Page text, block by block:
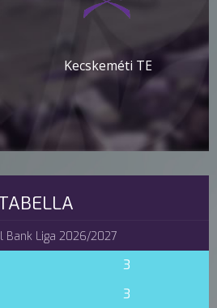
Kecskeméti TE
Bank Liga 2026/2027
3
3